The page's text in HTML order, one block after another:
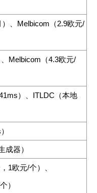
、Melbicom（2.9欧元/
Melbicom（4.3欧元/
）、ITLDC（本地
成器）
1欧元/个）、
）